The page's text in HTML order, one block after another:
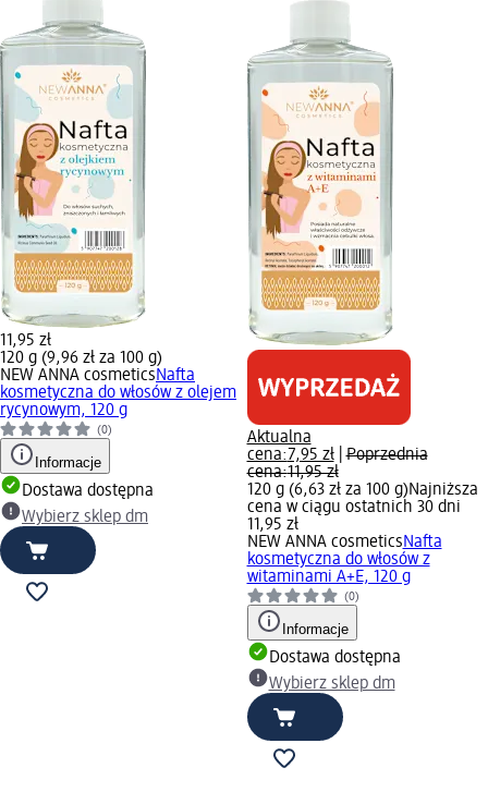
11,95 zł
120 g (9,96 zł za 100 g)
NEW ANNA cosmeticsNafta
kosmetyczna do włosów z olejem
rycynowym, 120 g
(0)
Informacje
Dostawa dostępna
Wybierz sklep dm
Aktualna
cena:7,95 zł|Poprzednia
cena:11,95 zł
120 g (6,63 zł za 100 g)Najniższa
cena w ciągu ostatnich 30 dni
11,95 zł
NEW ANNA cosmeticsNafta
kosmetyczna do włosów z
witaminami A+E, 120 g
(0)
Informacje
Dostawa dostępna
Wybierz sklep dm